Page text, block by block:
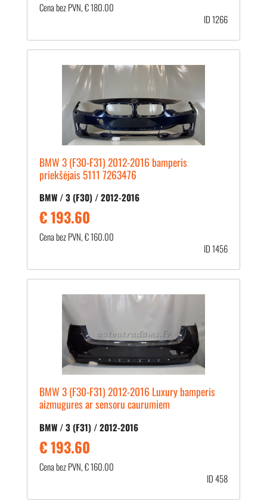
Cena bez PVN, € 180.00
ID 1266
BMW 3 (F30-F31) 2012-2016 bamperis
priekšējais 5111 7263476
BMW / 3 (F30) / 2012-2016
€ 193.60
Cena bez PVN, € 160.00
ID 1456
BMW 3 (F30-F31) 2012-2016 Luxury bamperis
aizmugures ar sensoru caurumiem
BMW / 3 (F31) / 2012-2016
€ 193.60
Cena bez PVN, € 160.00
ID 458